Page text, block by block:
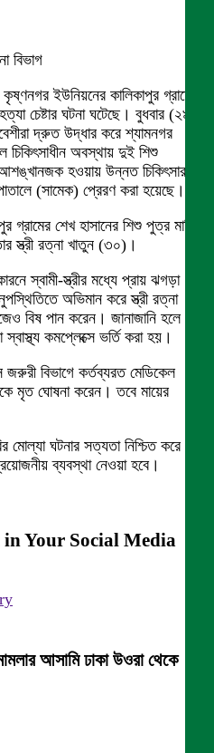
বিভাগ
ইউনিয়নের কালিকাপুর গ্রামে মা
চেষ্টার ঘটনা ঘটেছে। বুধবার (২৯
দ্রুত উদ্ধার করে শ্যামনগর
চিকিৎসাধীন অবস্থায় দুই শিশু
হওয়ায় উন্নত চিকিৎসার
(সামেক) প্রেরণ করা হয়েছে।
শেখ হাসানের শিশু পুত্র মাহির
স্ত্রী রত্না খাতুন (৩০)।
স্বামী-স্ত্রীর মধ্যে প্রায় ঝগড়া
অভিমান করে স্ত্রী রত্না
বিষ পান করেন। জানাজানি হলে
কমপ্লেক্সে ভর্তি করা হয়।
জরুরী বিভাগে কর্তব্যরত মেডিকেল
মৃত ঘোষনা করেন। তবে মায়ের
মোল্যা ঘটনার সত্যতা নিশ্চিত করে
ব্যবস্থা নেওয়া হবে।
in Your Social Media
আসামি ঢাকা উওরা থেকে